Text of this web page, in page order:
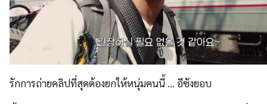
รักการถ่ายคลิปที่สุดต้องยกให้หนุ่มคนนี้ … อีซังยอบ